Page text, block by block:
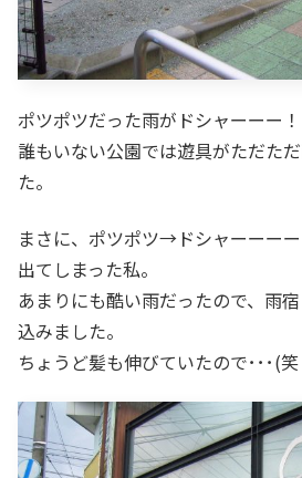
ポツポツだった雨がドシャーーー！
誰もいない公園では遊具がただた
た。
まさに、ポツポツ→ドシャーーー
出てしまった私。
あまりにも酷い雨だったので、雨
込みました。
ちょうど髪も伸びていたので･･･(笑